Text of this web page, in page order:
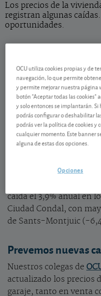
Los precios de la
registran algunas
oportunidades.
Según el Índice de
término del segundo
medio mostró una
moderada que en
tipología, el
nueva (4,2%) que para
Cataluña la subida
2,3%, siendo la de la
la usada igual a la
agosto los datos del
caída el 3,9% anual en
Ciudad Condal, con
de Sants-Montjuic (-
Prevemos nuevas
Nuestros colegas de
actualizado los precios
garaje, tanto en venta
OCU utiliza cookies propias y de
navegación, lo que permite
y permite mejorar nuestra página
botón "Aceptar todas las cookies"
y solo entonces se implantarán.
podrás configurar o deshabilitar
podrás ver la política de cookies
cualquier momento. Este banner
alguna de estas dos opciones.
Opciones